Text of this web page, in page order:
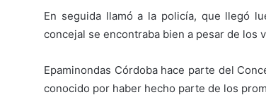
En seguida llamó a la policía, que llegó
concejal se encontraba bien a pesar de los
Epaminondas Córdoba hace parte del
conocido por haber hecho parte de los